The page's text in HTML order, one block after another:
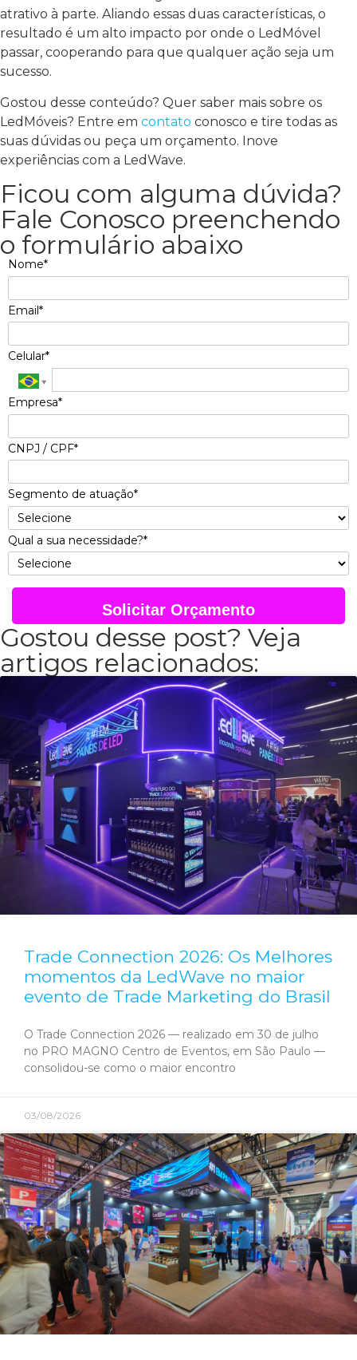
atrativo à parte. Aliando essas duas características, o
resultado é um alto impacto por onde o LedMóvel
passar, cooperando para que qualquer ação seja um
sucesso.
Gostou desse conteúdo? Quer saber mais sobre os
LedMóveis? Entre em contato conosco e tire todas as
suas dúvidas ou peça um orçamento. Inove
experiências com a LedWave.
Ficou com alguma dúvida?
Fale Conosco preenchendo
o formulário abaixo
Nome*
Email*
Celular*
Empresa*
CNPJ / CPF*
Segmento de atuação*
Qual a sua necessidade?*
Solicitar Orçamento
Gostou desse post? Veja
artigos relacionados:
Trade Connection 2026: Os Melhores
momentos da LedWave no maior
evento de Trade Marketing do Brasil
O Trade Connection 2026 — realizado em 30 de julho
no PRO MAGNO Centro de Eventos, em São Paulo —
consolidou-se como o maior encontro
03/08/2026